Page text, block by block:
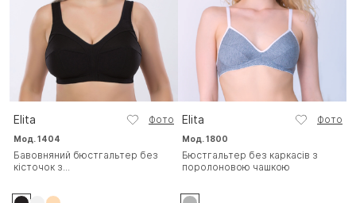
Elita Фото
Мод. 1404
Бавовняний бюстгальтер без
кісточок з...
Elita Фото
Мод. 1800
Бюстгальтер без каркасів з
поролоновою чашкою